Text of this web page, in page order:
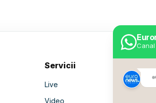
Servicii
Live
Video